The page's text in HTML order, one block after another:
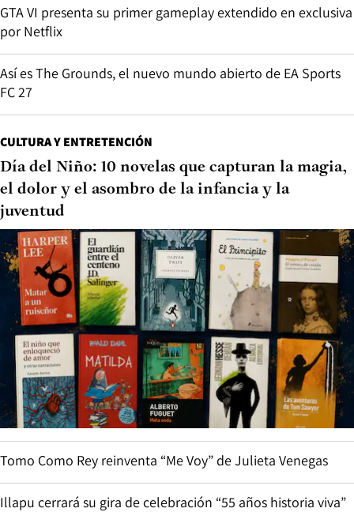
GTA VI presenta su primer gameplay extendido en exclusiva
por Netflix
Así es The Grounds, el nuevo mundo abierto de EA Sports
FC 27
CULTURA Y ENTRETENCIÓN
Día del Niño: 10 novelas que capturan la magia,
el dolor y el asombro de la infancia y la
juventud
Tomo Como Rey reinventa “Me Voy” de Julieta Venegas
Illapu cerrará su gira de celebración “55 años historia viva”